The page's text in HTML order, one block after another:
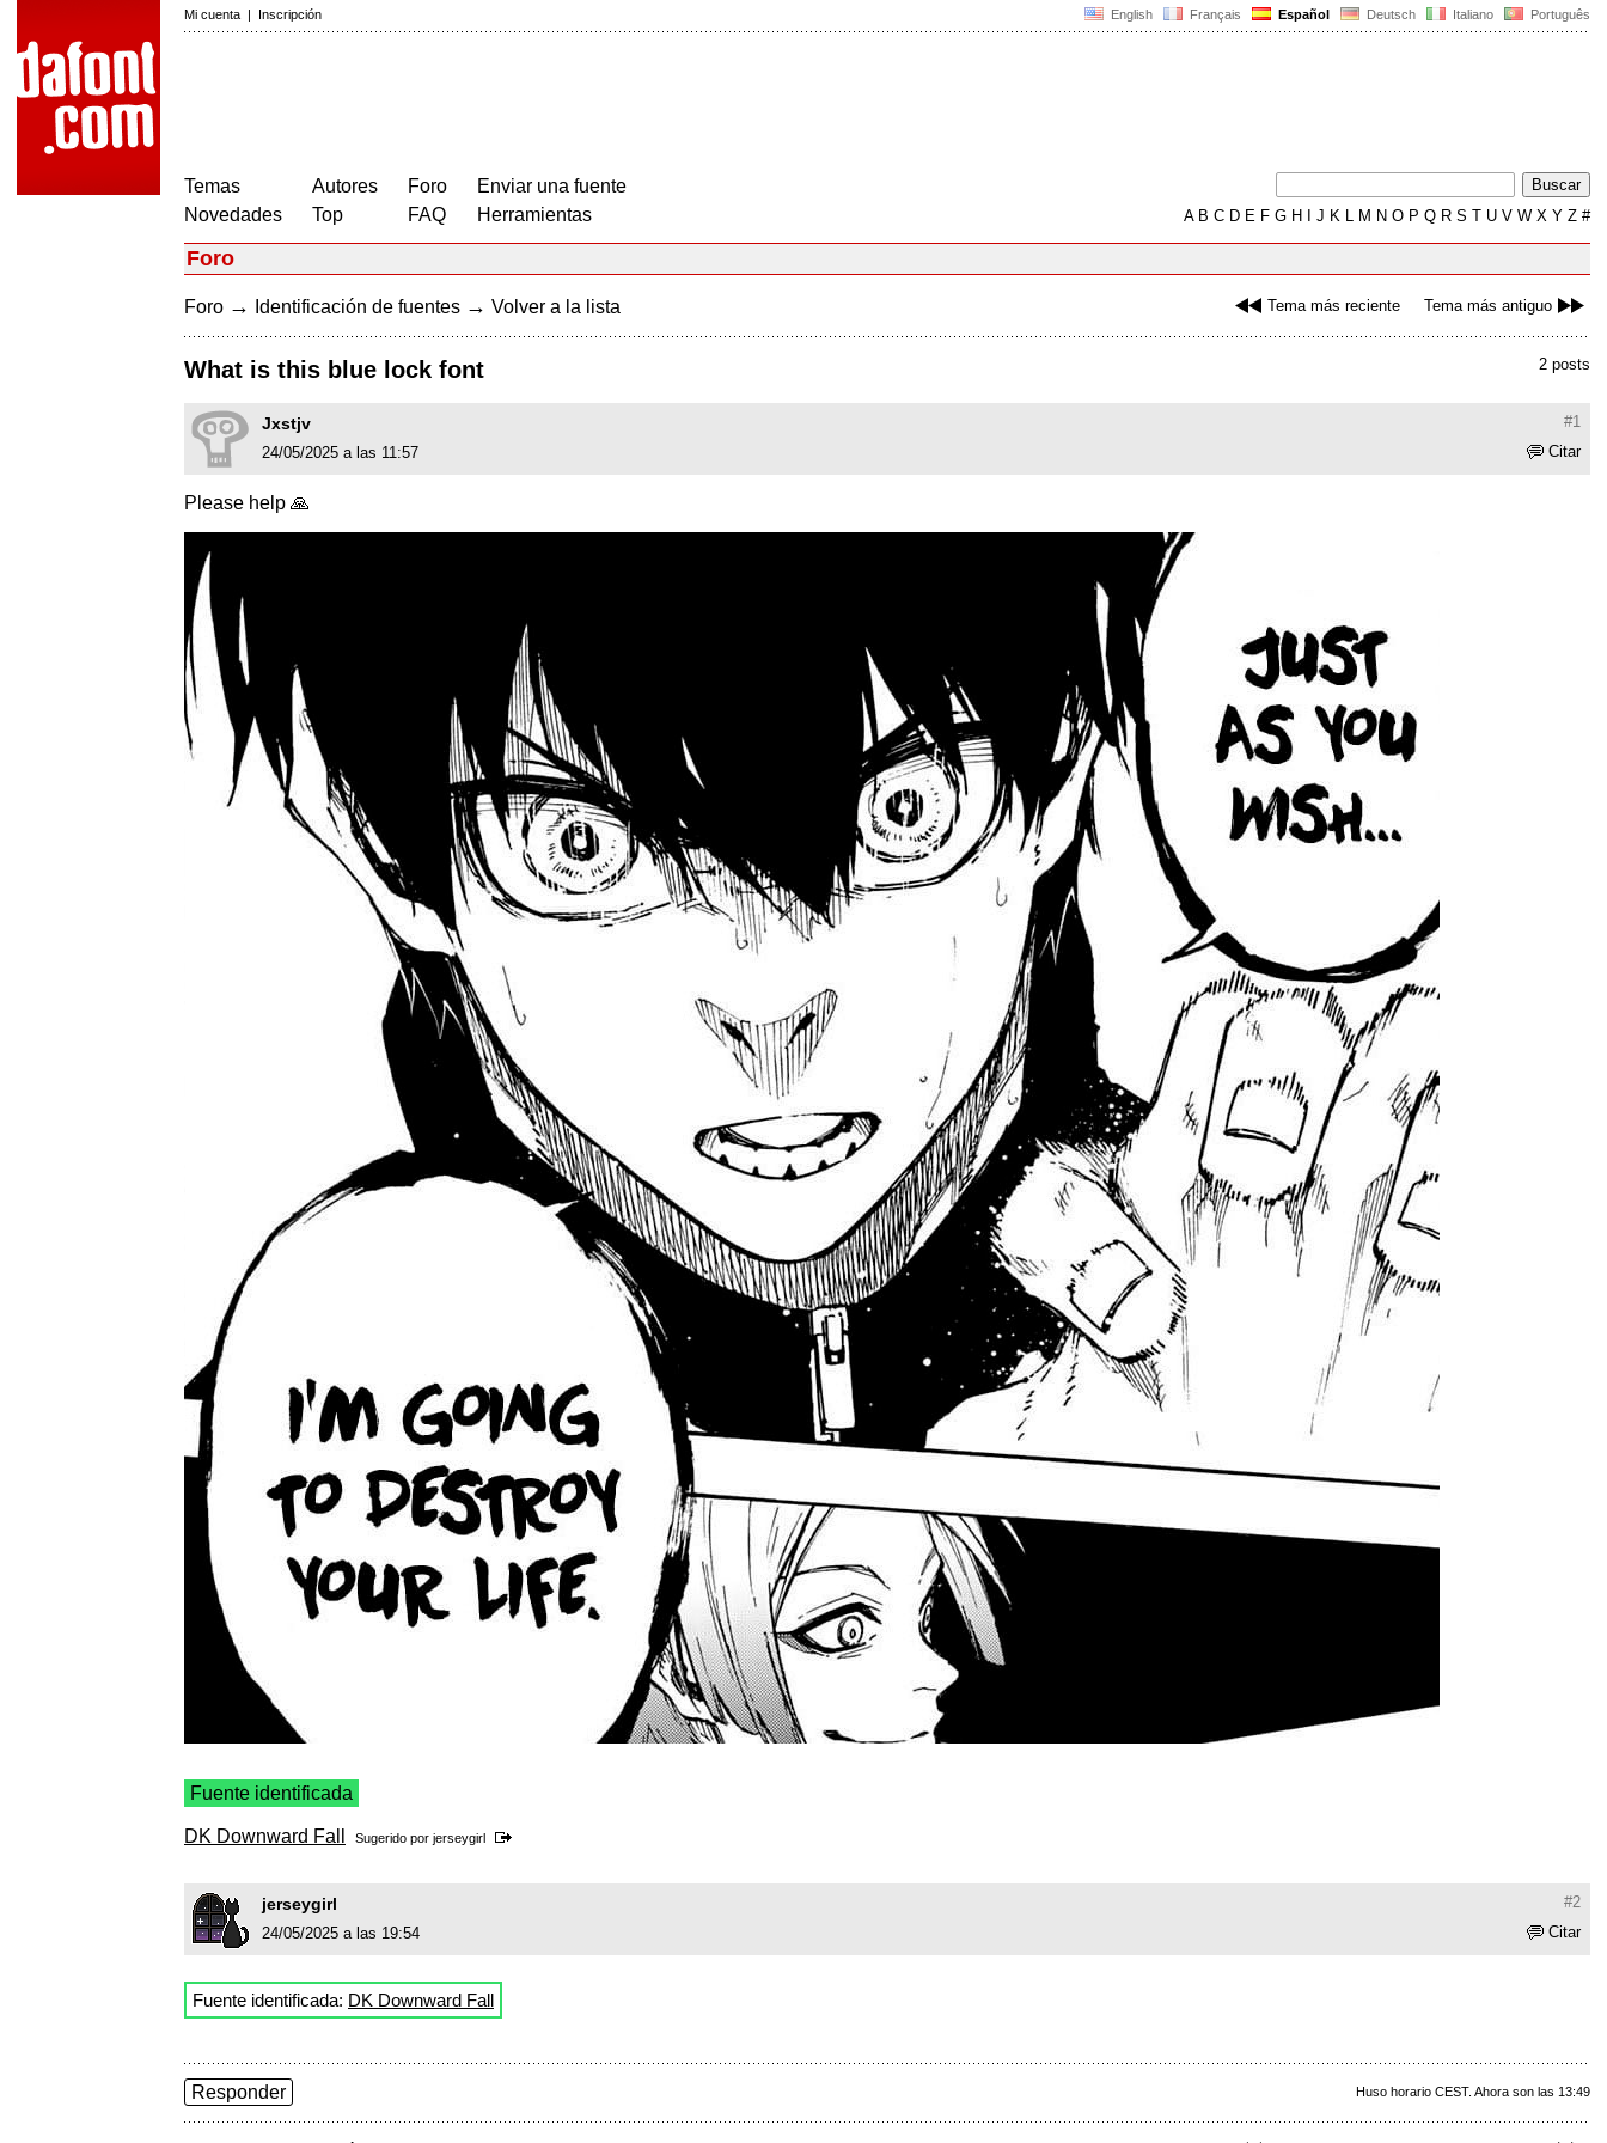
English Français Español Deutsch Italiano Português
Mi cuenta | Inscripción
Temas
Novedades
Autores
Top
Foro
FAQ
Enviar una fuente
Herramientas
AB C D E F G H J K L M N O P Q R S T U V W X Y Z #
Foro
Tema más reciente Tema más antiguo
Foro → Identificación de fuentes → Volver a la lista
2 posts
What is this blue lock font
#1
Jxstjv
Citar
24/05/2025 a las 11:57
Please help 🙏
Fuente identificada
DK Downward Fall Sugerido por jerseygirl
#2
jerseygirl
Citar
24/05/2025 a las 19:54
Fuente identificada: DK Downward Fall
Huso horario CEST. Ahora son las 13:49
Responder